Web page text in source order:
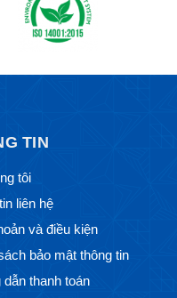
TIN
tôi
liên hệ
và điều kiện
bảo mật thông tin
thanh toán